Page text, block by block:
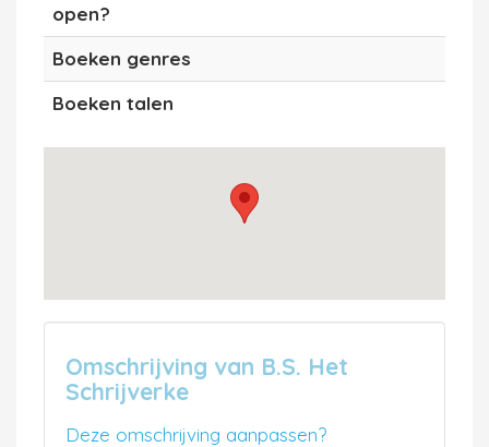
open?
Boeken genres
Boeken talen
Omschrijving van B.S. Het
Schrijverke
Deze omschrijving aanpassen?